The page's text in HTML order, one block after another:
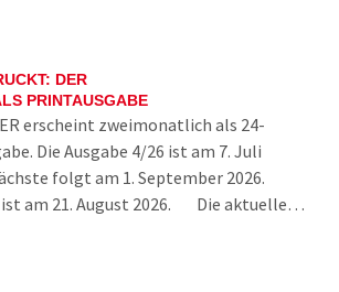
DER
PRINTAUSGABE
erscheint zweimonatlich als 24-
Die Ausgabe 4/26 ist am 7. Juli
folgt am 1. September 2026.
ist am 21. August 2026. Die aktuelle…